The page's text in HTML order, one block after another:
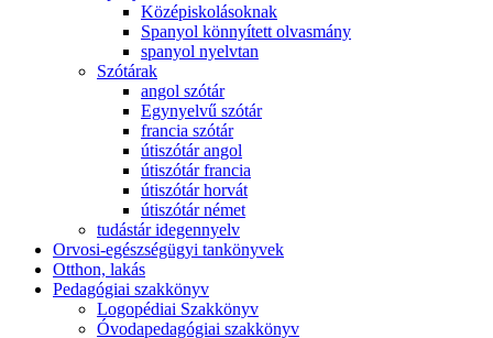
Középiskolásoknak
Spanyol könnyített olvasmány
spanyol nyelvtan
Szótárak
angol szótár
Egynyelvű szótár
francia szótár
útiszótár angol
útiszótár francia
útiszótár horvát
útiszótár német
tudástár idegennyelv
Orvosi-egészségügyi tankönyvek
Otthon, lakás
Pedagógiai szakkönyv
Logopédiai Szakkönyv
Óvodapedagógiai szakkönyv